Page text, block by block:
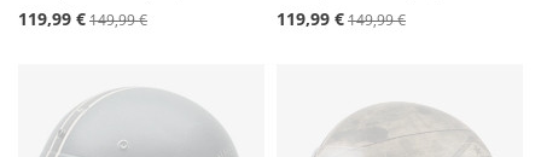
119,99 €149,99 € 119,99 €149,99 €